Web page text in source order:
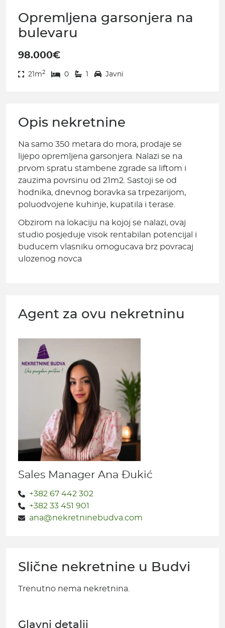
Opremljena garsonjera na
bulevaru
98.000€
21m2 0 1 Javni
Opis nekretnine
Na samo 350 metara do mora, prodaje se
lijepo opremljena garsonjera. Nalazi se na
prvom spratu stambene zgrade sa liftom i
zauzima povrsinu od 21m2. Sastoji se od
hodnika, dnevnog boravka sa trpezarijom,
poluodvojene kuhinje, kupatila i terase.
Obzirom na lokaciju na kojoj se nalazi, ovaj
studio posjeduje visok rentabilan potencijal i
buducem vlasniku omogucava brz povracaj
ulozenog novca
Agent za ovu nekretninu
Sales Manager Ana Đukić
+382 67 442 302
+382 33 451 901
ana@nekretninebudva.com
Slične nekretnine u Budvi
Trenutno nema nekretnina.
Glavni detalji